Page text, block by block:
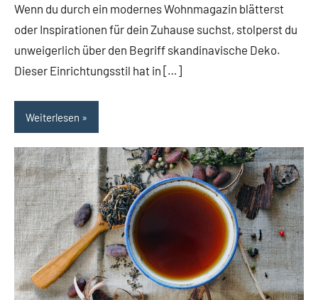
Wenn du durch ein modernes Wohnmagazin blätterst
oder Inspirationen für dein Zuhause suchst, stolperst du
unweigerlich über den Begriff skandinavische Deko.
Dieser Einrichtungsstil hat in […]
Weiterlesen